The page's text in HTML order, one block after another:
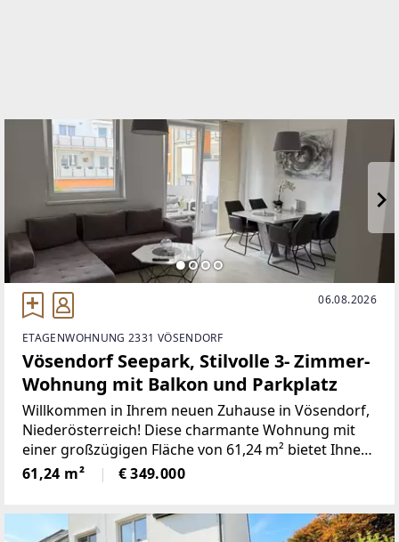
06.08.2026
ETAGENWOHNUNG 2331 VÖSENDORF
Vösendorf Seepark, Stilvolle 3- Zimmer-
Wohnung mit Balkon und Parkplatz
Willkommen in Ihrem neuen Zuhause in Vösendorf,
Niederösterreich! Diese charmante Wohnung mit
einer großzügigen Fläche von 61,24 m² bietet Ihnen
alles, was Sie für ein komfortables und modernes
Wohnen brauchen.Für 349.000,00 € erwerben Sie
61,24 m² € 349.000